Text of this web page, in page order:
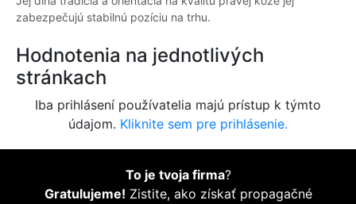
zabezpečujú stabilnú pozíciu na trhu.
Hodnotenia na jednotlivých
stránkach
Iba prihlásení používatelia majú prístup k týmto
údajom. Kliknite sem pre prihlásenie.
To je tvoja firma?
Gratulujeme! Zistite, ako získať propagačné